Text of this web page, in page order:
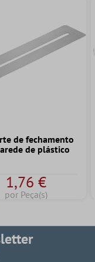
de fechamento
de plástico
1,76 €
por Peça(s)